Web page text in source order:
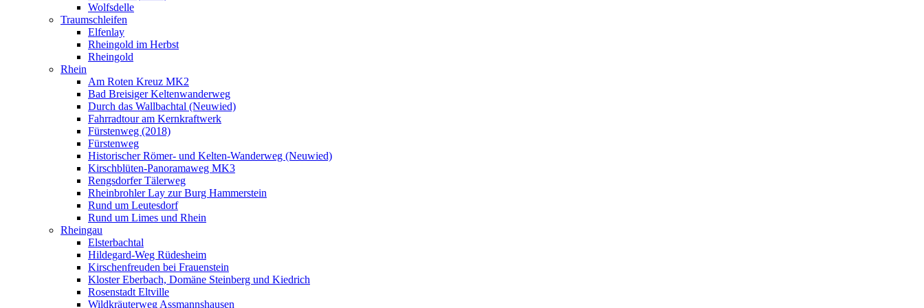
Wolfsdelle
Traumschleifen
Elfenlay
Rheingold im Herbst
Rheingold
Rhein
Am Roten Kreuz MK2
Bad Breisiger Keltenwanderweg
Durch das Wallbachtal (Neuwied)
Fahrradtour am Kernkraftwerk
Fürstenweg (2018)
Fürstenweg
Historischer Römer- und Kelten-Wanderweg (Neuwied)
Kirschblüten-Panoramaweg MK3
Rengsdorfer Tälerweg
Rheinbrohler Lay zur Burg Hammerstein
Rund um Leutesdorf
Rund um Limes und Rhein
Rheingau
Elsterbachtal
Hildegard-Weg Rüdesheim
Kirschenfreuden bei Frauenstein
Kloster Eberbach, Domäne Steinberg und Kiedrich
Rosenstadt Eltville
Wildkräuterweg Assmannshausen